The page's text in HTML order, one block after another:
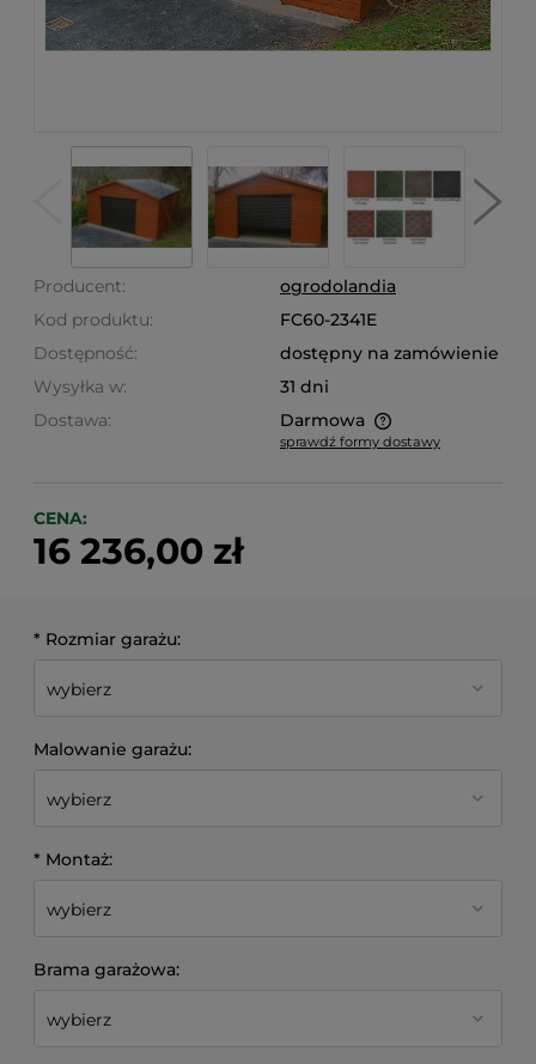
Producent:
ogrodolandia
Kod produktu:
FC60-2341E
Dostępność:
dostępny na zamówienie
Wysyłka w:
31 dni
Dostawa:
Darmowa
Cena nie zawiera ewentualnych kosztów płatności
sprawdź formy dostawy
CENA:
16 236,00 zł
* Rozmiar garażu:
Malowanie garażu:
* Montaż:
Brama garażowa: